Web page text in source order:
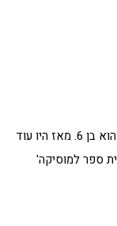
לפני כ-40 שנים היה לנו ילד מתוך שלושת האחים לבית לוקר מקרית משה, ירושלים, בשם אודי, והוא בן 6. מאז היו עוד
בתכנית 'בית ספר למוסיקה'